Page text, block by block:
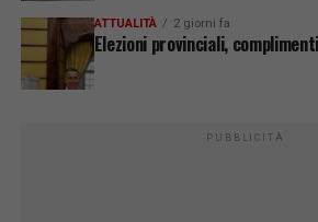
ATTUALITÀ 2 giorni fa
Elezioni provinciali,
PUBBLICITÀ